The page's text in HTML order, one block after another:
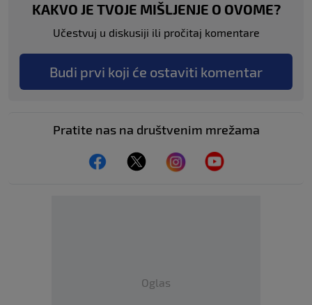
KAKVO JE TVOJE MIŠLJENJE O OVOME?
Učestvuj u diskusiji ili pročitaj komentare
Budi prvi koji će ostaviti komentar
Pratite nas na društvenim mrežama
Oglas